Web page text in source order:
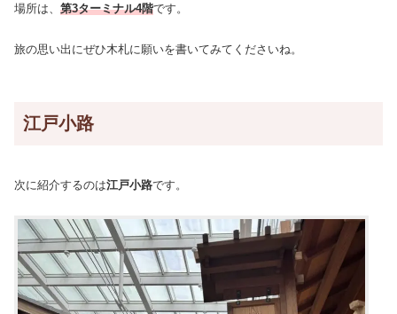
場所は、 第3ターミナル4階です。
旅の思い出にぜひ木札に願いを書いてみてくださいね。
江戸小路
次に紹介するのは江戸小路です。